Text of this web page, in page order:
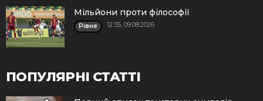
Мільйони проти філософії
Рівне 12:35, 09.08.2026
ПОПУЛЯРНІ СТАТТІ